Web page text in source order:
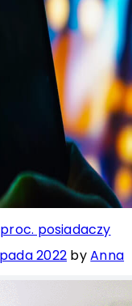
posiadaczy
2022 byAnna